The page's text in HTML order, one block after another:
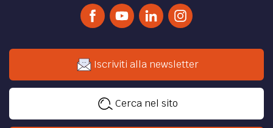
Iscriviti alla newsletter
Cerca nel sito